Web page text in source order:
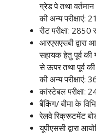
ग्रेड पे तथा
की अन्य परीक्षाएं:
रीट परीक्षा: 2850
आरएसएसबी द्वारा
सहायक हेतु पूर्व
से ऊपर तथा पूर्व
की अन्य परीक्षाएं:
कांस्टेबल परीक्षा:
बैंकिंग/ बीमा के
रेलवे रिक्रूटमेंट
यूपीएससी द्वारा